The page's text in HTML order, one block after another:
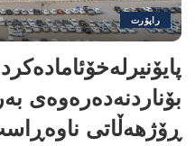
راپۆرت
بۆناردنەدەرەوەی
ڕۆژهەڵاتی